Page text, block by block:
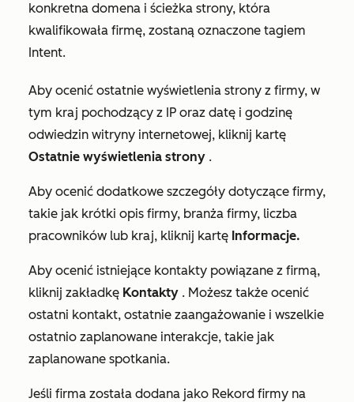
konkretna domena i ścieżka strony, która
kwalifikowała firmę, zostaną oznaczone tagiem
Intent.
Aby ocenić ostatnie wyświetlenia strony z firmy, w
tym kraj pochodzący z IP oraz datę i godzinę
odwiedzin witryny internetowej, kliknij kartę
Ostatnie wyświetlenia strony .
Aby ocenić dodatkowe szczegóły dotyczące firmy,
takie jak krótki opis firmy, branża firmy, liczba
pracowników lub kraj, kliknij kartę Informacje.
Aby ocenić istniejące kontakty powiązane z firmą,
kliknij zakładkę Kontakty . Możesz także ocenić
ostatni kontakt, ostatnie zaangażowanie i wszelkie
ostatnio zaplanowane interakcje, takie jak
zaplanowane spotkania.
Jeśli firma została dodana jako Rekord firmy na